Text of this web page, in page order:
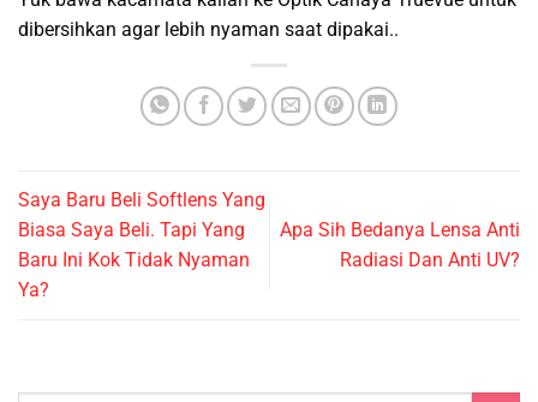
dibersihkan agar lebih nyaman saat dipakai..
Saya Baru Beli Softlens Yang
Biasa Saya Beli. Tapi Yang
Baru Ini Kok Tidak Nyaman
Ya?
Apa Sih Bedanya Lensa Anti
Radiasi Dan Anti UV?